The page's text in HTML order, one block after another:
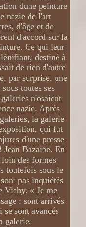
dune peinture
nazie de l'art
d'âge et de
d'accord sur la
Ce qui leur
destiné à
de rien d'autre
par surprise, une
toutes ses
n'osaient
nazie. Après
la galerie
qui fut
d'une presse
Jean Bazaine. En
des formes
toutefois sous le
pas inquiétés
Vichy. « Je me
: sont arrivés
sont avancés
galerie.